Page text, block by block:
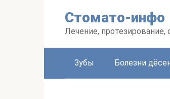
Стомато-инфо
Лечение, протезирование,
Зубы Болезни